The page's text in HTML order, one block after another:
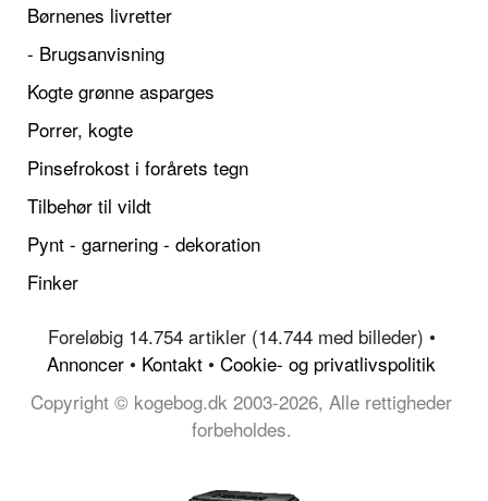
Børnenes livretter
- Brugsanvisning
Kogte grønne asparges
Porrer, kogte
Pinsefrokost i forårets tegn
Tilbehør til vildt
Pynt - garnering - dekoration
Finker
Foreløbig 14.754 artikler (14.744 med billeder) •
Annoncer • Kontakt • Cookie- og privatlivspolitik
Copyright © kogebog.dk 2003-2026, Alle rettigheder
forbeholdes.